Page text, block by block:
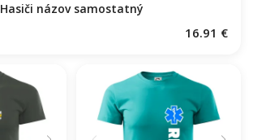
Hasiči názov samostatný
16.91 €